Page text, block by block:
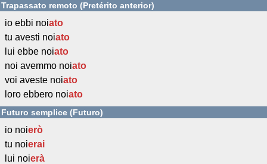
Trapassato remoto (Pretérito anterior)
io ebbi noiato
tu avesti noiato
lui ebbe noiato
noi avemmo noiato
voi aveste noiato
loro ebbero noiato
Futuro semplice (Futuro)
io noierò
tu noierai
lui noierà